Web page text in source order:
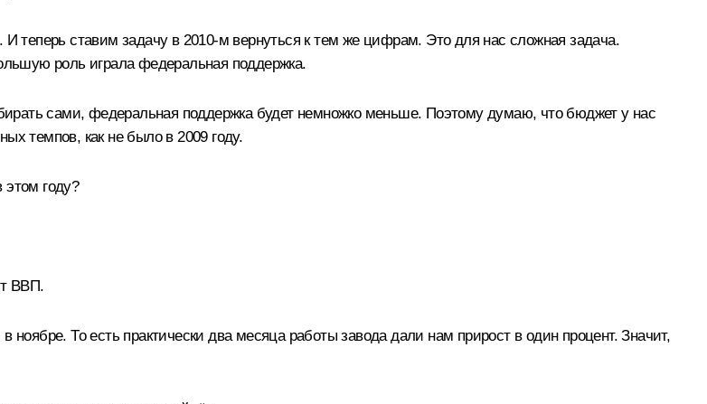
теперь ставим задачу в 2010-м вернуться к тем же цифрам. Это для нас сложная задача.
роль играла федеральная поддержка.
сами, федеральная поддержка будет немножко меньше. Поэтому думаю, что бюджет у нас
темпов, как не было в 2009 году.
этом году?
ВВП.
То есть практически два месяца работы завода дали нам прирост в один процент. Значит,